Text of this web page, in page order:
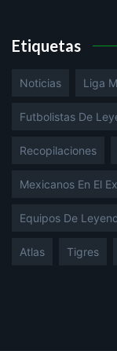
Etiquetas
Noticias Liga
Futbolistas De
Recopilaciones
Mexicanos En El
Equipos De
Atlas Tigres